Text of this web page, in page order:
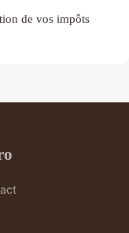
de vos impôts